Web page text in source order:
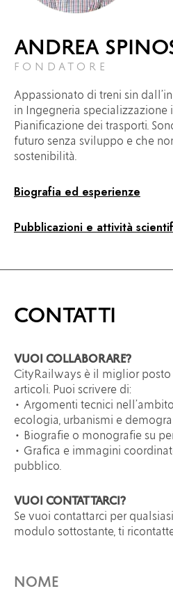
ANDREA
FONDATORE
Appassionato di treni sin
in Ingegneria specializzazione
Pianificazione dei trasporti.
futuro senza sviluppo e che
sostenibilità.
Biografia ed esperienze
Pubblicazioni e attività
CONTATTI
VUOI COLLABORARE?
CityRailways è il miglior
articoli. Puoi scrivere di:
• Argomenti tecnici
ecologia, urbanismi e
• Biografie o monografie su
• Grafica e immagini
pubblico.
VUOI CONTATTARCI?
Se vuoi contattarci per
modulo sottostante, ti
NOME